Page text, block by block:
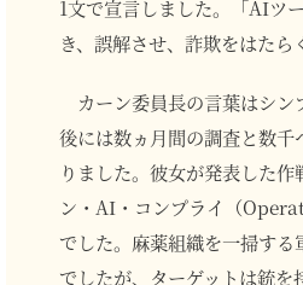
1文で宣言しました。「AIツ
き、誤解させ、詐欺をはたら
カーン委員長の言葉はシ
後には数ヵ月間の調査と数千
りました。彼女が発表した
ン・AI・コンプライ（
でした。麻薬組織を一掃す
でしたが、ターゲットは銃を